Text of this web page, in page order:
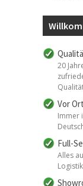
20
Vor Ort
Immer
Full-
Alles